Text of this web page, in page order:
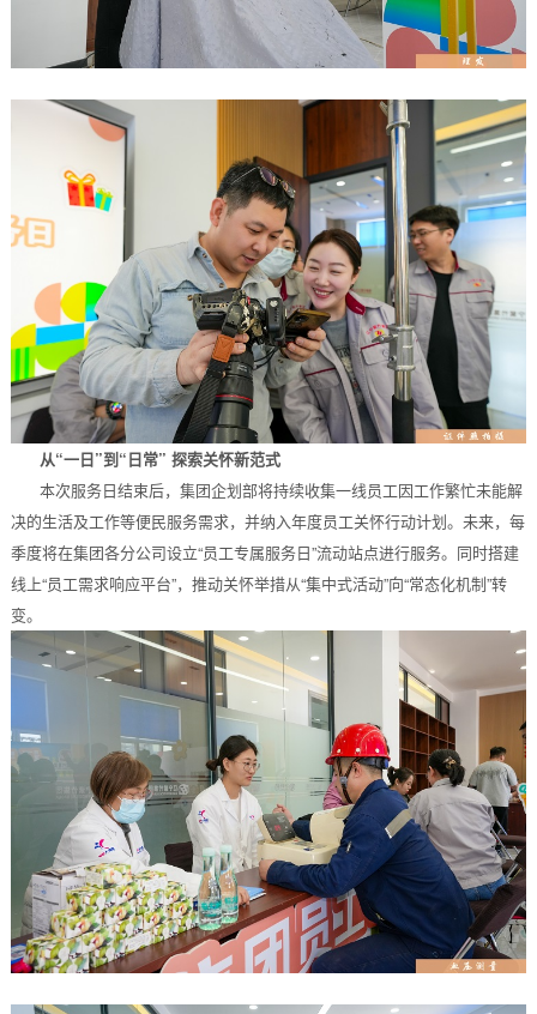
从“一日”到“日常” 探索关怀新范式
本次服务日结束后，集团企划部将持续收集一线员工因工作繁忙未能解
决的生活及工作等便民服务需求，并纳入年度员工关怀行动计划。未来，每
季度将在集团各分公司设立“员工专属服务日”流动站点进行服务。同时搭建
线上“员工需求响应平台”，推动关怀举措从“集中式活动”向“常态化机制”转
变。